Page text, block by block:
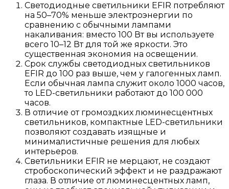
Светодиодные светильники EFIR потребляют
на 50–70% меньше электроэнергии по
сравнению с обычными лампами
накаливания: вместо 100 Вт вы используете
всего 10–12 Вт для той же яркости. Это
существенная экономия на освещении.
Срок службы светодиодных светильников
EFIR до 100 раз выше, чем у галогенных ламп.
Если обычная лампа служит около 1000 часов,
то LED-светильники работают до 100 000
часов.
В отличие от громоздких люминесцентных
светильников, компактные LED-светильники
позволяют создавать изящные и
минималистичные решения для любых
интерьеров.
Светильники EFIR не мерцают, не создают
стробоскопический эффект и не раздражают
глаза. В отличие от люминесцентных ламп,